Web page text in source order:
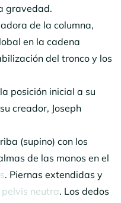
gravedad.
de la columna,
en la cadena
del tronco y los
posición inicial a su
creador, Joseph
(supino) con los
de las manos en el
. Piernas extendidas y
pelvis neutra. Los dedos